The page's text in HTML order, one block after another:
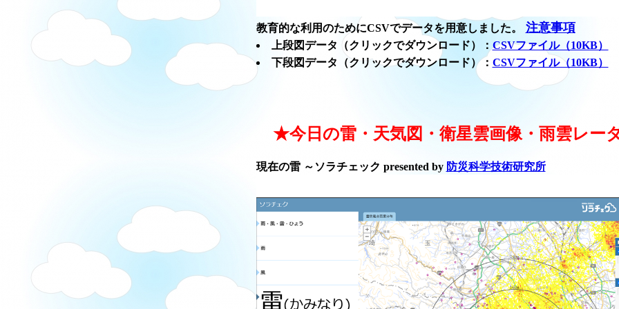
教育的な利用のためにCSVでデータを用意しました。 注意事項
上段図データ（クリックでダウンロード）： CSVファイル（10KB）
下段図データ（クリックでダウンロード）： CSVファイル（10KB）
★今日の雷・天気図・衛星雲画像・雨雲レー
現在の雷 ～ソラチェック presented by 防災科学技術研究所